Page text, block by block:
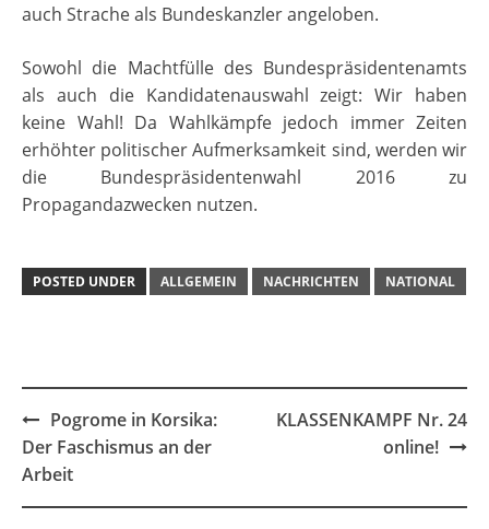
auch Strache als Bundeskanzler angeloben.
Sowohl die Machtfülle des Bundespräsidentenamts
als auch die Kandidatenauswahl zeigt: Wir haben
keine Wahl! Da Wahlkämpfe jedoch immer Zeiten
erhöhter politischer Aufmerksamkeit sind, werden wir
die Bundespräsidentenwahl 2016 zu
Propagandazwecken nutzen.
POSTED UNDER ALLGEMEIN NACHRICHTEN NATIONAL
Post
navigation
Pogrome in Korsika:
Der Faschismus an der
Arbeit
KLASSENKAMPF Nr. 24
online!